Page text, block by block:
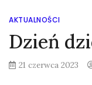
AKTUALNOŚCI
Dzień
21 czerwca 2023